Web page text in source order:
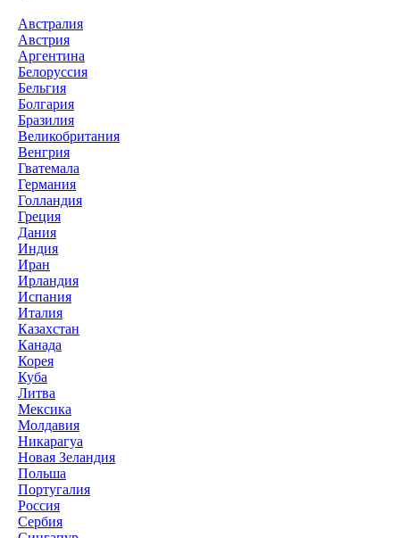
Австралия
Австрия
Аргентина
Белоруссия
Бельгия
Болгария
Бразилия
Великобритания
Венгрия
Гватемала
Германия
Голландия
Греция
Дания
Индия
Иран
Ирландия
Испания
Италия
Казахстан
Канада
Корея
Куба
Литва
Мексика
Молдавия
Никарагуа
Новая Зеландия
Польша
Португалия
Россия
Сербия